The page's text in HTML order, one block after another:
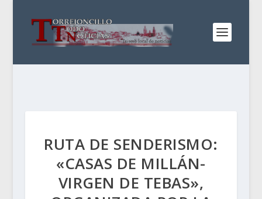
RUTA DE SENDERISMO:
«CASAS DE MILLÁN-
VIRGEN DE TEBAS»,